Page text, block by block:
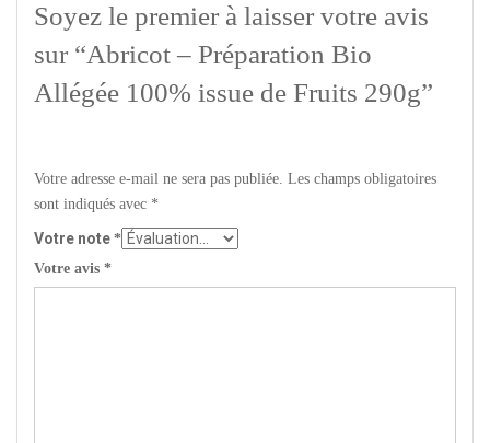
Soyez le premier à laisser votre avis
sur “Abricot – Préparation Bio
Allégée 100% issue de Fruits 290g”
Votre adresse e-mail ne sera pas publiée. Les champs obligatoires
sont indiqués avec *
Votre note *
Votre avis *